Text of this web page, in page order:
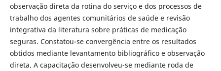
observação direta da rotina do serviço e dos processos de
trabalho dos agentes comunitários de saúde e revisão
integrativa da literatura sobre práticas de medicação
seguras. Constatou-se convergência entre os resultados
obtidos mediante levantamento bibliográfico e observação
direta. A capacitação desenvolveu-se mediante roda de